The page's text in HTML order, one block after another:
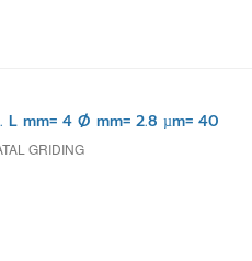
L mm= 4 Ø mm= 2.8 µm= 40
GRIDING